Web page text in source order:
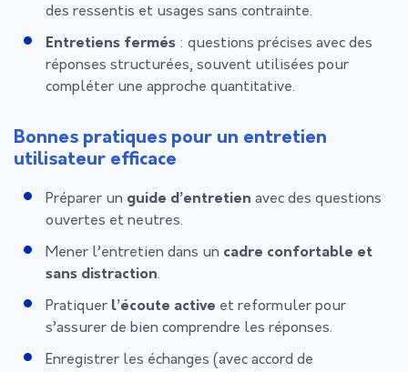
des ressentis et usages sans contrainte.
Entretiens fermés : questions précises avec des
réponses structurées, souvent utilisées pour
compléter une approche quantitative.
Bonnes pratiques pour un entretien
utilisateur efficace
Préparer un guide d’entretien avec des questions
ouvertes et neutres.
Mener l’entretien dans un cadre confortable et
sans distraction.
Pratiquer l’écoute active et reformuler pour
s’assurer de bien comprendre les réponses.
Enregistrer les échanges (avec accord de